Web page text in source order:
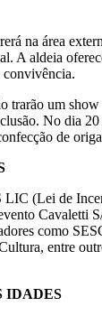
na área
A aldeia
convivência.
trarão um
No dia
de
(Lei de
como
entre
IDADES